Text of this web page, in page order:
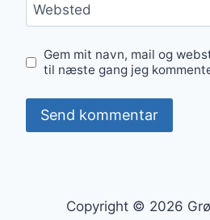
Websted
Gem mit navn, mail og
til næste gang jeg
Copyright © 2026